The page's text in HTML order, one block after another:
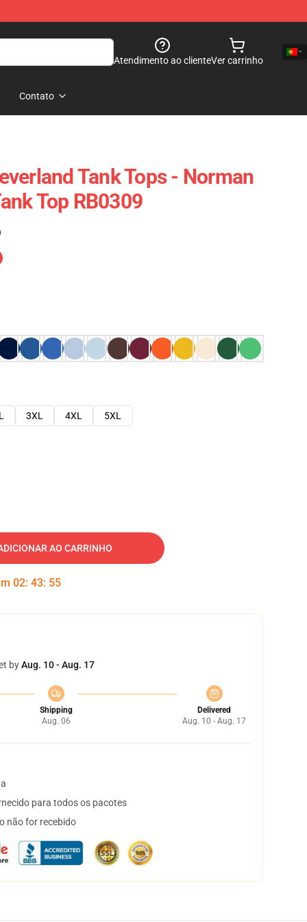
Atendimento ao clienteVer carrinho
Contato
Tank Tops - Norman
Top RB0309
3XL 4XL
5XL
AO CARRINHO
02: 43: 54
byAug. 10 - Aug. 17
Shipping
Aug. 06
Delivered
Aug. 10 - Aug. 17
para todos os pacotes
não for recebido